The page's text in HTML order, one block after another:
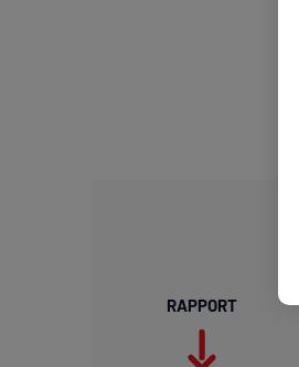
RAPPORT